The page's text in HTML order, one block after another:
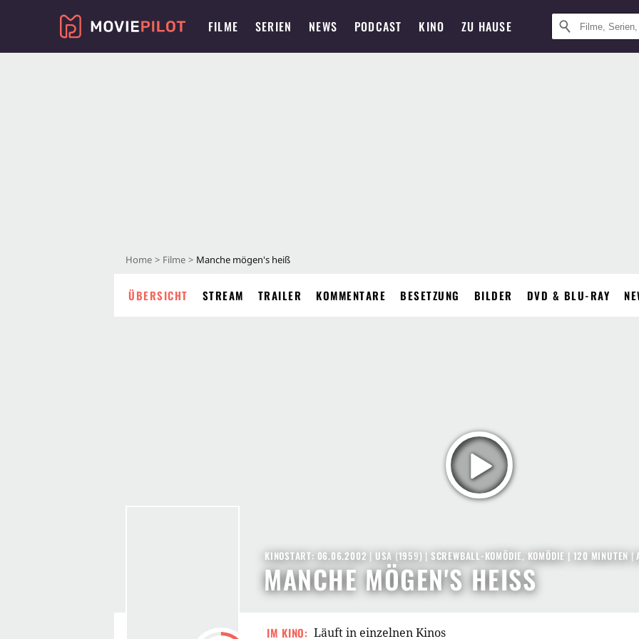
FILME SERIEN NEWS PODCAST KINO ZU HAUSE
Home Filme Manche mögen's heiß
ÜBERSICHT STREAM TRAILER KOMMENTARE BESETZUNG BILDER DVD & BLU-RAY
MANCHE MÖGEN'S HEISS
KINOSTART: 06.06.2002 | USA(1959) | SCREWBALL-KOMÖDIE, KOMÖDIE | 120 MINUTEN |
IM KINO: Läuft in einzelnen Kinos